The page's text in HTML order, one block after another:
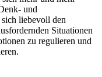
und
liebevoll den
Situationen
zu regulieren und